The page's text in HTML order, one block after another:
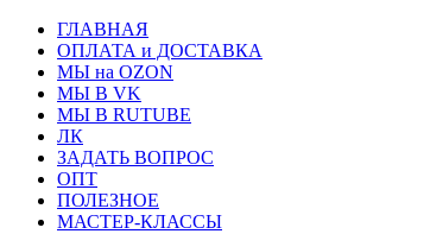
ГЛАВНАЯ
ОПЛАТА и ДОСТАВКА
МЫ на OZON
МЫ В VK
МЫ В RUTUBE
ЛК
ЗАДАТЬ ВОПРОС
ОПТ
ПОЛЕЗНОЕ
МАСТЕР-КЛАССЫ